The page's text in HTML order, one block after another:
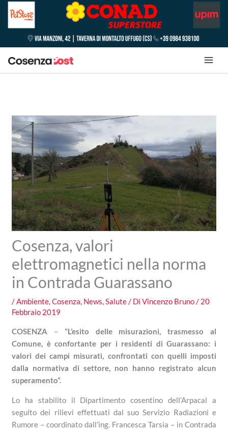
Cosenza, valori
elettromagnetici nella norma
in Contrada Guarassano
/Ambiente,Cosenza, News,Salute/ DiVincenzo Bruno/ 20
Febbraio 2019
COSENZA – “L’esito delle misurazioni, trasmesso al
Comune, è confortante per i residenti di Guarassano: i
valori dei campi misurati, confrontati con quelli imposti
dalla normativa di settore, non hanno registrato alcun
superamento”.
Lo ha stabilito il Dipartimento cosentino dell’Arpacal a
seguito dei rilievi effettuati dal suo Servizio Radiazioni e
Rumore – coordinato dall’ing. Francesca Tarsia – in Contrada